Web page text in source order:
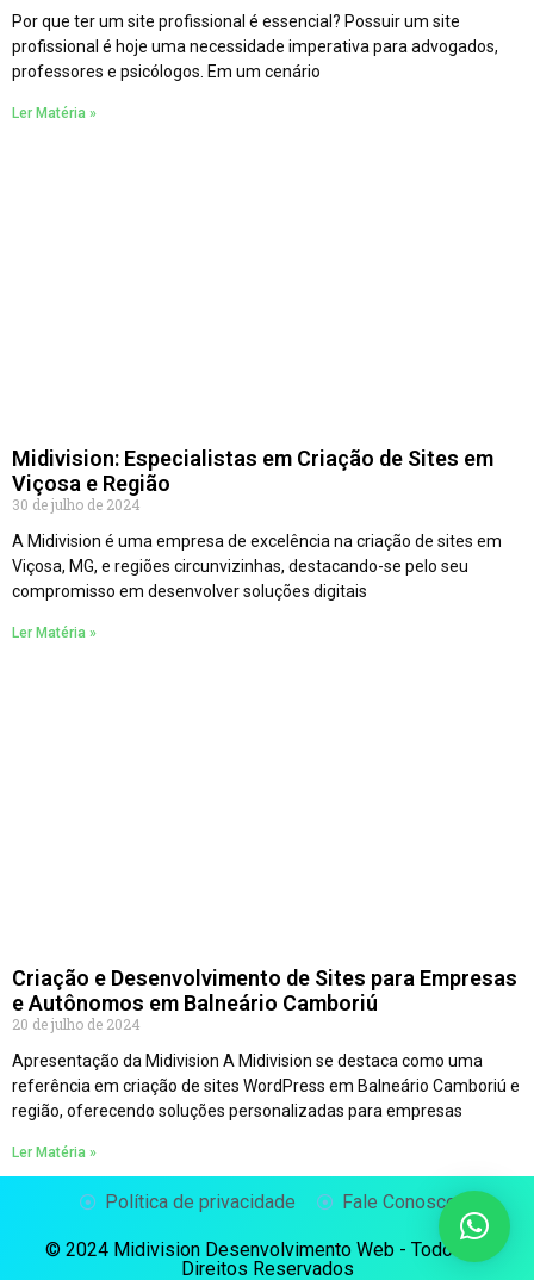
Por que ter um site profissional é essencial? Possuir um site
profissional é hoje uma necessidade imperativa para advogados,
professores e psicólogos. Em um cenário
Ler Matéria »
Midivision: Especialistas em Criação de Sites em
Viçosa e Região
30 de julho de 2024
A Midivision é uma empresa de excelência na criação de sites em
Viçosa, MG, e regiões circunvizinhas, destacando-se pelo seu
compromisso em desenvolver soluções digitais
Ler Matéria »
Criação e Desenvolvimento de Sites para Empresas
e Autônomos em Balneário Camboriú
20 de julho de 2024
Apresentação da Midivision A Midivision se destaca como uma
referência em criação de sites WordPress em Balneário Camboriú e
região, oferecendo soluções personalizadas para empresas
Ler Matéria »
Política de privacidade Fale Conosco
© 2024 Midivision Desenvolvimento Web - Todos os
Direitos Reservados